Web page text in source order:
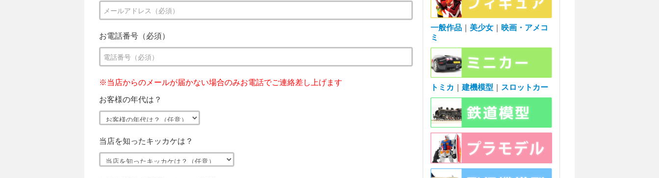
お電話番号（必須）
※当店からのメールが届かない場合のみお電話でご連絡差し上げます
お客様の年代は？
当店を知ったキッカケは？
一般作品｜ 美少女｜
映画・アメコ
ミ
トミカ 建機模型 スロットカー